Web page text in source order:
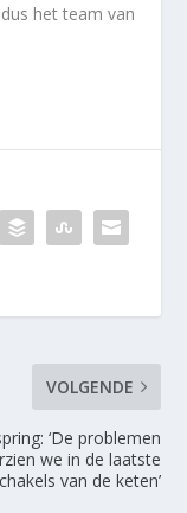
het team van
VOLGENDE
‘De problemen
we in de laatste
van de keten’